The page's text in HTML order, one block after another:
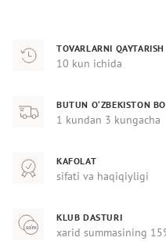
TOVARLARNI QAYTARISH
10 kun ichida
BUTUN O‘ZBEKISTON
1 kundan 3 kungacha
KAFOLAT
sifati va haqiqiyligi
KLUB DASTURI
xarid summasining